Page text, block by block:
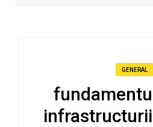
GENERAL